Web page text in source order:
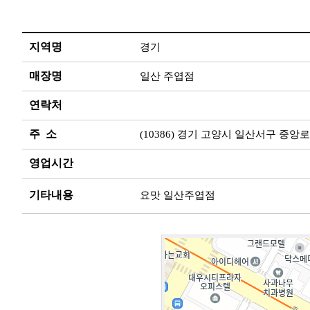
지역명 경기
매장명 일산 주엽점
연락처
주 소 (10386) 경기 고양시 일산서구 중앙
영업시간
기타내용 요맛 일산주엽점